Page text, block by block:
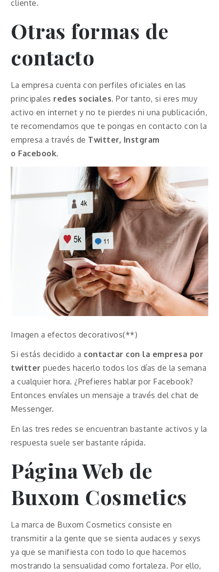
cliente.
Otras formas de
contacto
La empresa cuenta con perfiles oficiales en las
principales redes sociales. Por tanto, si eres muy
activo en internet y no te pierdes ni una publicación,
te recomendamos que te pongas en contacto con la
empresa a través de Twitter, Instgram
o Facebook.
Imagen a efectos decorativos(**)
Si estás decidido a contactar con la empresa por
twitter puedes hacerlo todos los días de la semana
a cualquier hora. ¿Prefieres hablar por Facebook?
Entonces envíales un mensaje a través del chat de
Messenger.
En las tres redes se encuentran bastante activos y la
respuesta suele ser bastante rápida.
Página Web de
Buxom Cosmetics
La marca de Buxom Cosmetics consiste en
transmitir a la gente que se sienta audaces y sexys
ya que se manifiesta con todo lo que hacemos
mostrando la sensualidad como fortaleza. Por ello,